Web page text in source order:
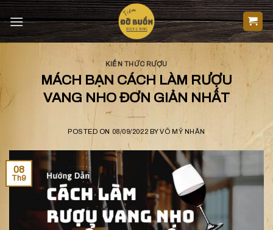
Skip
to
content
KIẾN THỨC RƯỢU
MÁCH BẠN CÁCH LÀM RƯỢU
VANG NHO ĐƠN GIẢN NHẤT
POSTED ON 08/09/2022 BYVÕ MỸ NHÂN
08
Th9